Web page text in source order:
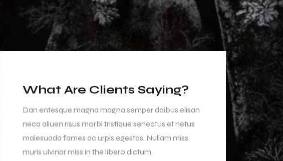
What Are Clients Saying?
Dan entesque magna magna semper daibus elisan
neca aliuen risus morbi tristique senectus et netus
malesuada fames ac urpis egestas. Nullam miss
muris ulvinar miss in the libero dictum.
Dan entesque
neca aliuen risus
malesuada
muris ulvinar